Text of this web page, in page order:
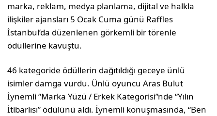
marka, reklam, medya planlama, dijital ve halkla
ilişkiler ajansları 5 Ocak Cuma günü Raffles
İstanbul’da düzenlenen görkemli bir törenle
ödüllerine kavuştu.
46 kategoride ödüllerin dağıtıldığı geceye ünlü
isimler damga vurdu. Ünlü oyuncu Aras Bulut
İynemli “Marka Yüzü / Erkek Kategorisi”nde “Yılın
İtibarlısı” ödülünü aldı. İynemli konuşmasında, “Ben